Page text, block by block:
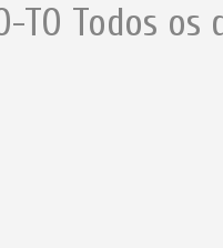
TO Todos